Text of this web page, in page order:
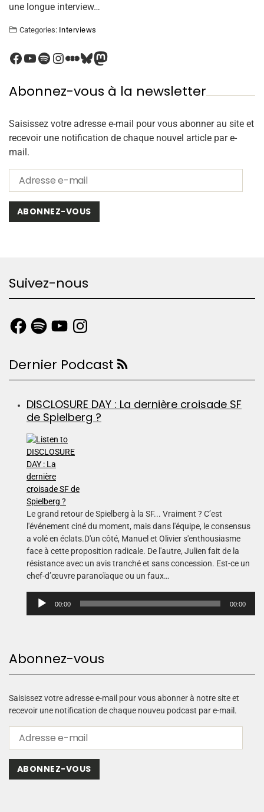
une longue interview…
Categories: Interviews
Abonnez-vous à la newsletter
Saisissez votre adresse e-mail pour vous abonner au site et
recevoir une notification de chaque nouvel article par e-
mail.
ABONNEZ-VOUS
Suivez-nous
Dernier Podcast
DISCLOSURE DAY : La dernière croisade SF
de Spielberg ?
Le grand retour de Spielberg à la SF... Vraiment ? C’est
l'événement ciné du moment, mais dans l'équipe, le consensus
a volé en éclats.D'un côté, Manuel et Olivier s'enthousiasme
face à cette proposition radicale. De l'autre, Julien fait de la
résistance avec un avis tranché et sans concession. Est-ce un
chef-d’œuvre paranoïaque ou un faux…
u
u
d
o
00:00 00:00
Abonnez-vous
Saisissez votre adresse e-mail pour vous abonner à notre site et
recevoir une notification de chaque nouveu podcast par e-mail.
ABONNEZ-VOUS